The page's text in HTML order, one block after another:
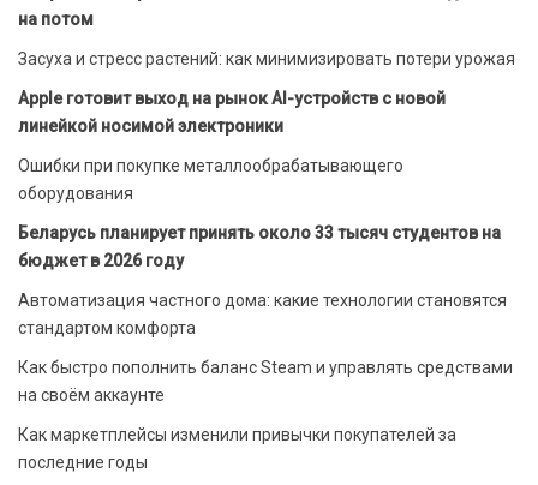
на потом
Засуха и стресс растений: как минимизировать потери урожая
Apple готовит выход на рынок AI-устройств с новой
линейкой носимой электроники
Ошибки при покупке металлообрабатывающего
оборудования
Беларусь планирует принять около 33 тысяч студентов на
бюджет в 2026 году
Автоматизация частного дома: какие технологии становятся
стандартом комфорта
Как быстро пополнить баланс Steam и управлять средствами
на своём аккаунте
Как маркетплейсы изменили привычки покупателей за
последние годы